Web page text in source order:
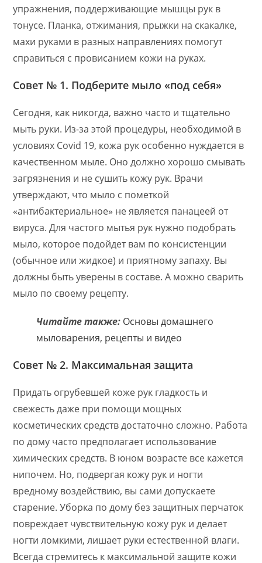
упражнения, поддерживающие мышцы рук в
тонусе. Планка, отжимания, прыжки на скакалке,
махи руками в разных направлениях помогут
справиться с провисанием кожи на руках.
Совет № 1. Подберите мыло «под себя»
Сегодня, как никогда, важно часто и тщательно
мыть руки. Из-за этой процедуры, необходимой в
условиях Covid 19, кожа рук особенно нуждается в
качественном мыле. Оно должно хорошо смывать
загрязнения и не сушить кожу рук. Врачи
утверждают, что мыло с пометкой
«антибактериальное» не является панацеей от
вируса. Для частого мытья рук нужно подобрать
мыло, которое подойдет вам по консистенции
(обычное или жидкое) и приятному запаху. Вы
должны быть уверены в составе. А можно сварить
мыло по своему рецепту.
Читайте также: Основы домашнего
мыловарения, рецепты и видео
Совет № 2. Максимальная защита
Придать огрубевшей коже рук гладкость и
свежесть даже при помощи мощных
косметических средств достаточно сложно. Работа
по дому часто предполагает использование
химических средств. В юном возрасте все кажется
нипочем. Но, подвергая кожу рук и ногти
вредному воздействию, вы сами допускаете
старение. Уборка по дому без защитных перчаток
повреждает чувствительную кожу рук и делает
ногти ломкими, лишает руки естественной влаги.
Всегда стремитесь к максимальной защите кожи